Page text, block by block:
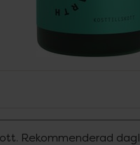
Rekommenderad